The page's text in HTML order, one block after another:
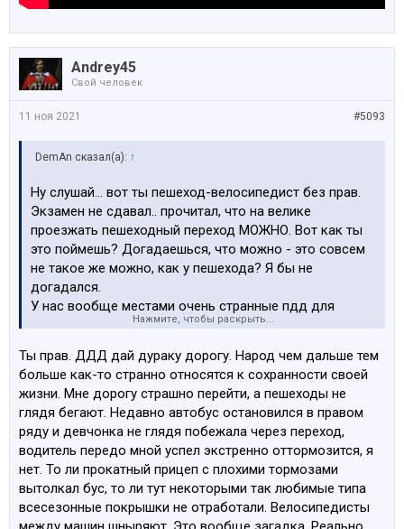
Andrey45
Свой человек
#5093
11 ноя 2021
DemAn сказал(а): ↑
Ну слушай… вот ты пешеход-велосипедист без прав.
Экзамен не сдавал.. прочитал, что на велике
проезжать пешеходный переход МОЖНО. Вот как ты
это поймешь? Догадаешься, что можно - это совсем
не такое же можно, как у пешехода? Я бы не
догадался.
У нас вообще местами очень странные пдд для
велосипедов. Пара примеров..
велосипедиста на велосипедной дорожке, который
должен уступать автомобилям. Ну тупость же! На
тротуаре пешеход главный, на проезжей части
главный автомобиль, а на велодорожке - кто?
Велосипедист? Нееет, водитель авто. Классная
велодорожка. Едешь по проезжей части - к тебя такие
права как у водителей. Едешь по велодорожке- ты им
уступаешь. Вот как такое можно придумать?
Особенно, вместе с правилом «водитель авто обязан
Нажмите, чтобы раскрыть...
Ты прав. ДДД дай дураку дорогу. Народ чем дальше тем
больше как-то странно относятся к сохранности своей
жизни. Мне дорогу страшно перейти, а пешеходы не
глядя бегают. Недавно автобус остановился в правом
ряду и девчонка не глядя побежала через переход,
водитель передо мной успел экстренно оттормозится, я
нет. То ли прокатный прицеп с плохими тормозами
вытолкал бус, то ли тут некоторыми так любимые типа
всесезонные покрышки не отработали. Велосипедисты